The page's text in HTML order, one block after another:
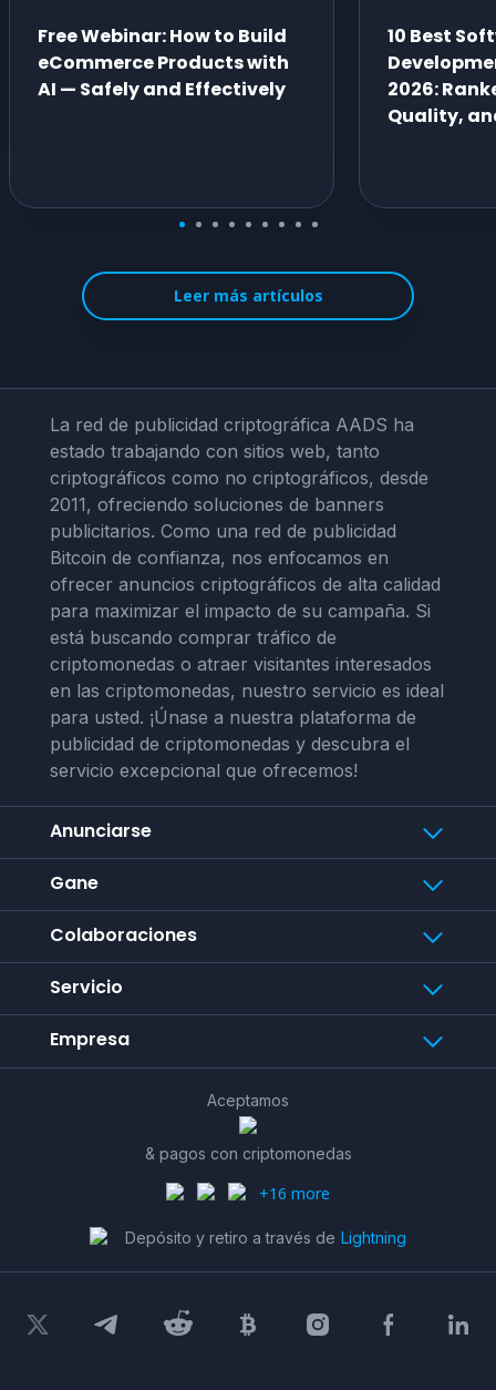
Free Webinar: How to Build
eCommerce Products with
AI — Safely and Effectively
10 Best
2026:
Quality,
Leer más artículos
La red de publicidad criptográfica AADS ha
estado trabajando con sitios web, tanto
criptográficos como no criptográficos, desde
2011, ofreciendo soluciones de banners
publicitarios. Como una red de publicidad
Bitcoin de confianza, nos enfocamos en
ofrecer anuncios criptográficos de alta calidad
para maximizar el impacto de su campaña. Si
está buscando comprar tráfico de
criptomonedas o atraer visitantes interesados
en las criptomonedas, nuestro servicio es ideal
para usted. ¡Únase a nuestra plataforma de
publicidad de criptomonedas y descubra el
servicio excepcional que ofrecemos!
Anunciarse
Gane
Colaboraciones
Servicio
Empresa
Aceptamos
& pagos con criptomonedas
+16 more
Depósito y retiro a través de Lightning